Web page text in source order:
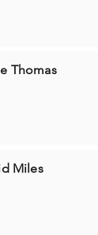
Thomas
Miles